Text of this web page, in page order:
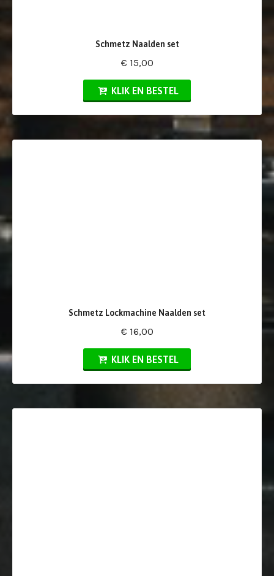
Schmetz Naalden set
€ 15,00
KLIK EN BESTEL
Schmetz Lockmachine Naalden set
€ 16,00
KLIK EN BESTEL